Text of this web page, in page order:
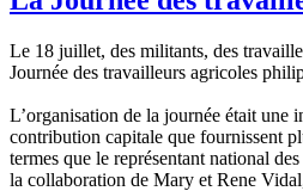
Le 18 juillet, des militants, des
Journée des travailleurs agricoles
L’organisation de la journée était
contribution capitale que fournissent
termes que le représentant national
la collaboration de Mary et Rene